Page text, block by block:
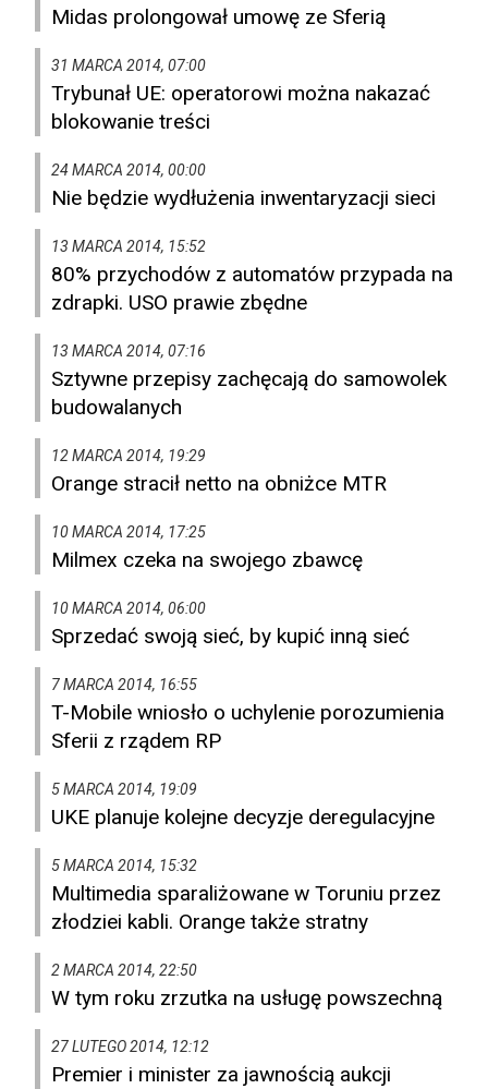
Midas prolongował umowę ze Sferią
31 MARCA 2014, 07:00
Trybunał UE: operatorowi można nakazać
blokowanie treści
24 MARCA 2014, 00:00
Nie będzie wydłużenia inwentaryzacji sieci
13 MARCA 2014, 15:52
80% przychodów z automatów przypada na
zdrapki. USO prawie zbędne
13 MARCA 2014, 07:16
Sztywne przepisy zachęcają do samowolek
budowalanych
12 MARCA 2014, 19:29
Orange stracił netto na obniżce MTR
10 MARCA 2014, 17:25
Milmex czeka na swojego zbawcę
10 MARCA 2014, 06:00
Sprzedać swoją sieć, by kupić inną sieć
7 MARCA 2014, 16:55
T-Mobile wniosło o uchylenie porozumienia
Sferii z rządem RP
5 MARCA 2014, 19:09
UKE planuje kolejne decyzje deregulacyjne
5 MARCA 2014, 15:32
Multimedia sparaliżowane w Toruniu przez
złodziei kabli. Orange także stratny
2 MARCA 2014, 22:50
W tym roku zrzutka na usługę powszechną
27 LUTEGO 2014, 12:12
Premier i minister za jawnością aukcji